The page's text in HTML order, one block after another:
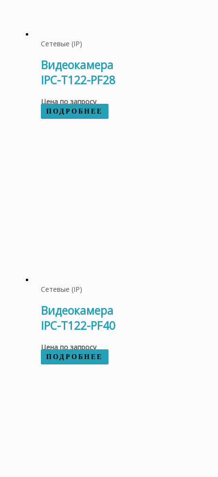
Сетевые (IP)
Видеокамера
IPC-T122-PF28
Цена по запросу
ПОДРОБНЕЕ
Сетевые (IP)
Видеокамера
IPC-T122-PF40
Цена по запросу
ПОДРОБНЕЕ